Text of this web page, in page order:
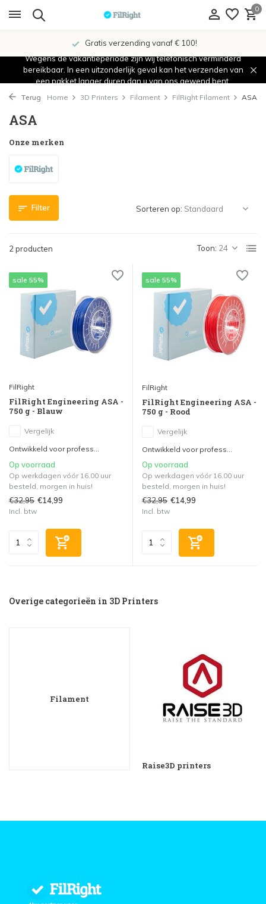
0
Gratis verzending vanaf € 100!
Wegens de vakantieperiode zijn wij telefonisch verminderd
bereikbaar. In een uitzonderlijk geval kan het verzenden van
een pakket langer duren dan u van ons gewend bent.
Terug Home 3D Printers Filament FilRight Filament ASA
ASA
Onze merken
Filter
2 producten Toon:
Sorteren op:
sale 55%
FilRight
FilRight Engineering ASA -
750 g - Blauw
Vergelijk
Ontwikkeld voor profess...
Op voorraad
Op werkdagen vóór 16.00 uur
besteld, morgen in huis!
€32,95 €14,99
Incl. btw
sale 55%
FilRight
FilRight Engineering ASA -
750 g - Rood
Vergelijk
Ontwikkeld voor profess...
Op voorraad
Op werkdagen vóór 16.00 uur
besteld, morgen in huis!
€32,95 €14,99
Incl. btw
Overige categorieën in 3D Printers
Filament
Raise3D printers